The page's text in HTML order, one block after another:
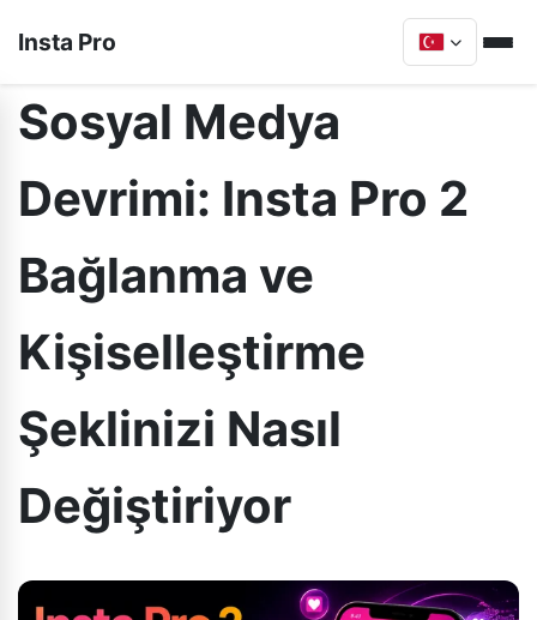
Insta Pro
Sosyal Medya
Devrimi: Insta Pro 2
Bağlanma ve
Kişiselleştirme
Şeklinizi Nasıl
Değiştiriyor